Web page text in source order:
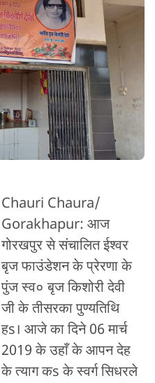
Chauri Chaura/
Gorakhapur: आज
गोरखपुर से संचालित ईश्वर
बृज फाउंडेशन के प्रेरणा के
पुंज स्व० बृज किशोरी देवी
जी के तीसरका पुण्यतिथि
हs। आजे का दिने 06 मार्च
2019 के उहाँ के आपन देह
के त्याग कs के स्वर्ग सिधरले